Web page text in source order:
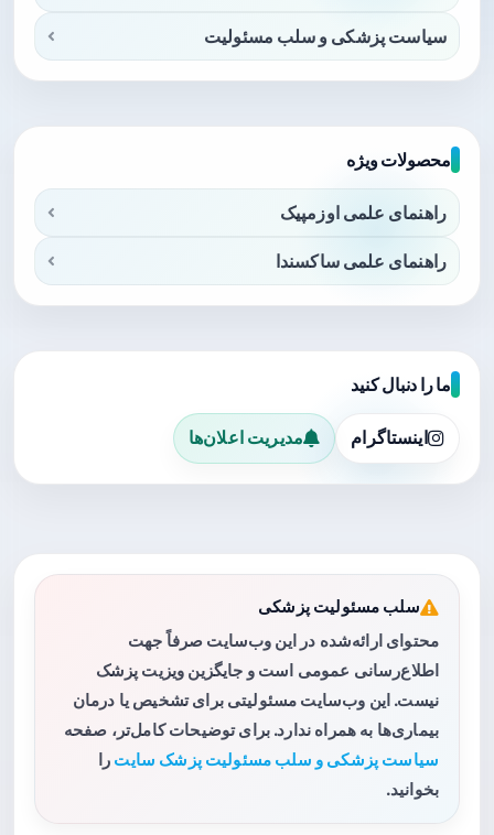
سیاست پزشکی و سلب مسئولیت
محصولات ویژه
راهنمای علمی اوزمپیک
راهنمای علمی ساکسندا
ما را دنبال کنید
اینستاگرام مدیریت اعلان‌ها
سلب مسئولیت پزشکی
محتوای ارائه‌شده در این وب‌سایت صرفاً جهت
اطلاع‌رسانی عمومی است و جایگزین ویزیت پزشک
نیست. این وب‌سایت مسئولیتی برای تشخیص یا درمان
بیماری‌ها به همراه ندارد. برای توضیحات کامل‌تر، صفحه
سیاست پزشکی و سلب مسئولیت پزشک سایت را
بخوانید.